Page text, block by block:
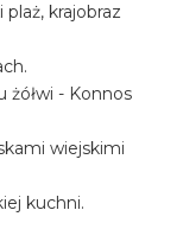
krajobraz
żółwi - Konnos
wiejskimi
kuchni.